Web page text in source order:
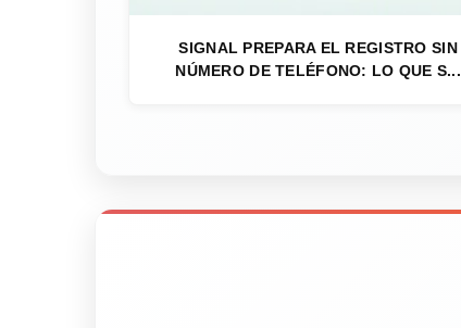
SIGNAL PREPARA EL REGISTRO SIN
NÚMERO DE TELÉFONO: LO QUE S...